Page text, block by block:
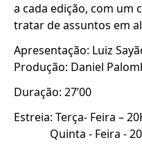
a cada edição, com um
tratar de assuntos em
Apresentação: Luiz
Produção: Daniel
Duração: 27’00
Estreia: Terça- Feira –
Quinta - Feira -